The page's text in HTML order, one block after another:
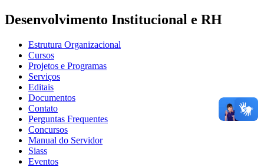
Desenvolvimento Institucional e RH
Estrutura Organizacional
Cursos
Projetos e Programas
Serviços
Editais
Documentos
Contato
Perguntas Frequentes
Concursos
Manual do Servidor
Siass
Eventos